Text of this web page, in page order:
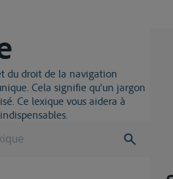
du droit de la navigation
Cela signifie qu'un jargon
Ce lexique vous aidera à